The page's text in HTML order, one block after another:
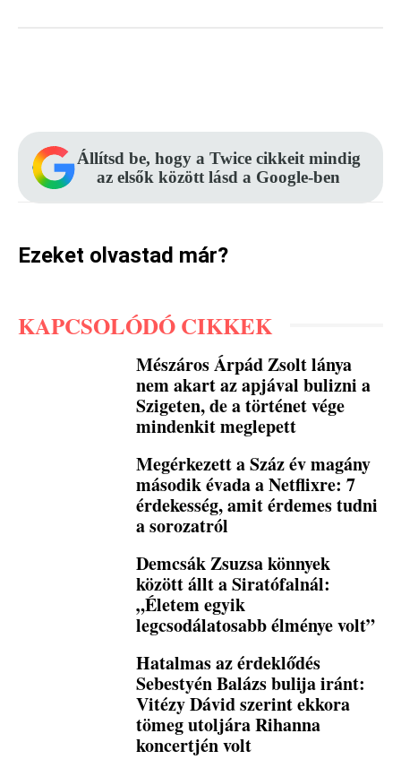
Állítsd be, hogy a Twice cikkeit mindig
az elsők között lásd a Google-ben
Ezeket olvastad már?
KAPCSOLÓDÓ CIKKEK
Mészáros Árpád Zsolt lánya
nem akart az apjával bulizni a
Szigeten, de a történet vége
mindenkit meglepett
Megérkezett a Száz év magány
második évada a Netflixre: 7
érdekesség, amit érdemes tudni
a sorozatról
Demcsák Zsuzsa könnyek
között állt a Siratófalnál:
„Életem egyik
legcsodálatosabb élménye volt”
Hatalmas az érdeklődés
Sebestyén Balázs bulija iránt:
Vitézy Dávid szerint ekkora
tömeg utoljára Rihanna
koncertjén volt